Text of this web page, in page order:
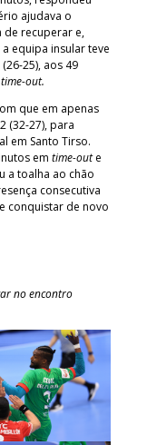
ajudava o
de recuperar e,
equipa insular teve
25), aos 49
time-out.
que em apenas
(32-27), para
em Santo Tirso.
em time-oute
a toalha ao chão
consecutiva
conquistar de novo
no encontro